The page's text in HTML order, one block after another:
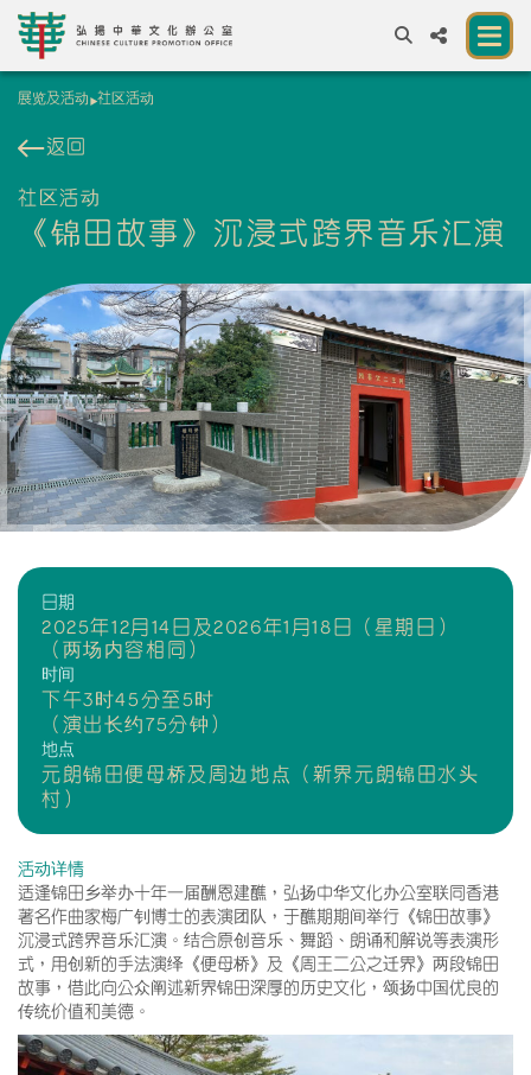
EN繁簡
一所让公众体验中华文化的新场馆
中华文化节 2026
展览及活动
资源
合作伙伴
联络我们
展览及活动 社区活动
返回
社区活动
《锦田故事》沉浸式跨界音乐汇演
日期
2025年12月14日及2026年1月18日（星期日）
（两场内容相同）
时间
下午3时45分至5时
（演出长约75分钟）
地点
元朗锦田便母桥及周边地点（新界元朗锦田水头
村）
活动详情
适逢锦田乡举办十年一届酬恩建醮，弘扬中华文化办公室联同香港
著名作曲家梅广钊博士的表演团队，于醮期期间举行《锦田故事》
沉浸式跨界音乐汇演。结合原创音乐、舞蹈、朗诵和解说等表演形
式，用创新的手法演绎《便母桥》及《周王二公之迁界》两段锦田
故事，借此向公众阐述新界锦田深厚的历史文化，颂扬中国优良的
传统价值和美德。